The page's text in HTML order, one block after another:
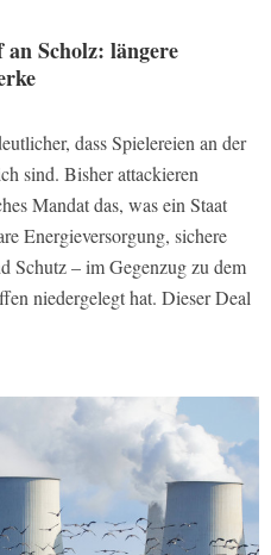
Scholz: längere
dass Spielereien an der
sind. Bisher attackieren
Mandat das, was ein Staat
Energieversorgung, sichere
Schutz – im Gegenzug zu dem
niedergelegt hat. Dieser Deal